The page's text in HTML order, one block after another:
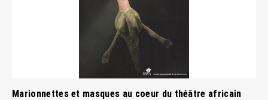
Marionnettes et masques au coeur du théâtre africain